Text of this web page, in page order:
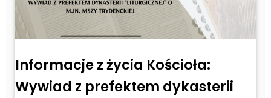
Informacje z życia Kościoła:
Wywiad z prefektem dykasterii